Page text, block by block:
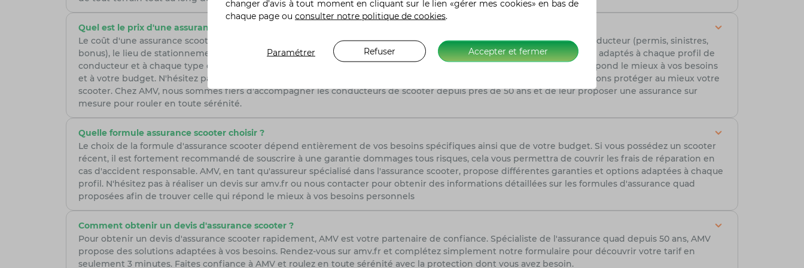
Quel est le prix d'une assurance scooter ?
Le coût d'une assurance scooter chez AMV intègre plusieurs facteurs tels que le modèle du scooter, l'expérience du conducteur (permis, sinistres,
bonus), le lieu de stationnement habituel et le niveau de garanties désiré. Chez AMV, nous offrons des tarifs compétitifs adaptés à chaque profil de
conducteur et à chaque type de scooter. Nos conseillers spécialisés sont là pour vous aider à choisir la couverture qui répond le mieux à vos besoins
et à votre budget. N'hésitez pas à nous contacter pour obtenir un devis personnalisé et découvrez comment nous pouvons protéger au mieux votre
scooter. Chez AMV, nous sommes fiers d'accompagner les conducteurs de scooter depuis près de 50 ans et de leur proposer une assurance sur
mesure pour rouler en toute sérénité.
Quelle formule assurance scooter choisir ?
Le choix de la formule d'assurance scooter dépend entièrement de vos besoins spécifiques ainsi que de votre budget. Si vous possédez un scooter
récent, il est fortement recommandé de souscrire à une garantie dommages tous risques, cela vous permettra de couvrir les frais de réparation en
cas d'accident responsable. AMV, en tant qu'assureur spécialisé dans l'assurance scooter, propose différentes garanties et options adaptées à chaque
profil. N'hésitez pas à réaliser un devis sur amv.fr ou nous contacter pour obtenir des informations détaillées sur les formules d'assurance quad
proposées afin de trouver celle qui répond le mieux à vos besoins personnels
Comment obtenir un devis d'assurance scooter ?
Pour obtenir un devis d'assurance scooter rapidement, AMV est votre partenaire de confiance. Spécialiste de l'assurance quad depuis 50 ans, AMV
propose des solutions adaptées à vos besoins. Rendez-vous sur amv.fr et complétez simplement notre formulaire pour découvrir votre tarif en
seulement 3 minutes. Faites confiance à AMV et roulez en toute sérénité avec la protection dont vous avez besoin.
changer d’avis à tout moment en cliquant sur le lien «gérer mes cookies» en bas de
chaque page ou consulter notre politique de cookies.
Accepter et fermer
Refuser
Paramétrer